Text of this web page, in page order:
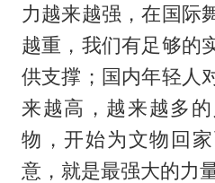
力越来越强，在国际
越重，我们有足够的
供支撑；国内年轻人
来越高，越来越多
物，开始为文物回
意，就是最强大的力量